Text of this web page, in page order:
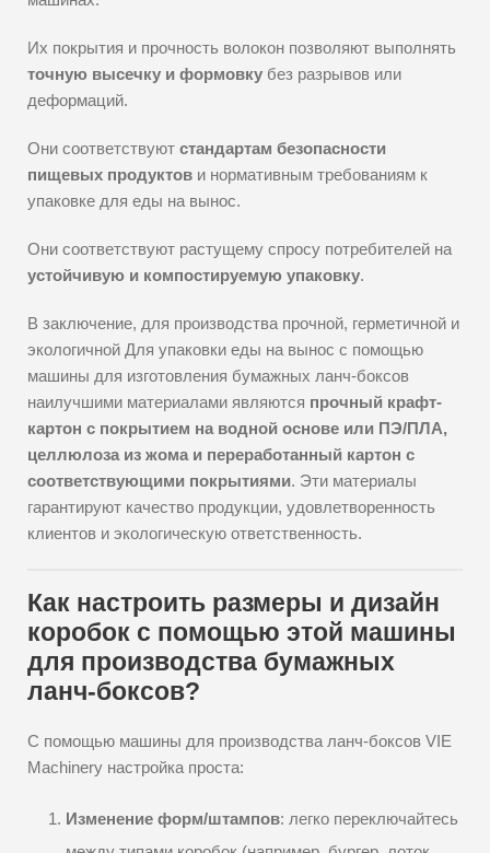
Их покрытия и прочность волокон позволяют выполнять
точную высечку и формовку без разрывов или
деформаций.
Они соответствуют стандартам безопасности
пищевых продуктов и нормативным требованиям к
упаковке для еды на вынос.
Они соответствуют растущему спросу потребителей на
устойчивую и компостируемую упаковку.
В заключение, для производства прочной, герметичной и
экологичной Для упаковки еды на вынос с помощью
машины для изготовления бумажных ланч-боксов
наилучшими материалами являются прочный крафт-
картон с покрытием на водной основе или ПЭ/ПЛА,
целлюлоза из жома и переработанный картон с
соответствующими покрытиями. Эти материалы
гарантируют качество продукции, удовлетворенность
клиентов и экологическую ответственность.
Как настроить размеры и дизайн
коробок с помощью этой машины
для производства бумажных
ланч-боксов?
С помощью машины для производства ланч-боксов VIE
Machinery настройка проста:
Изменение форм/штампов: легко переключайтесь